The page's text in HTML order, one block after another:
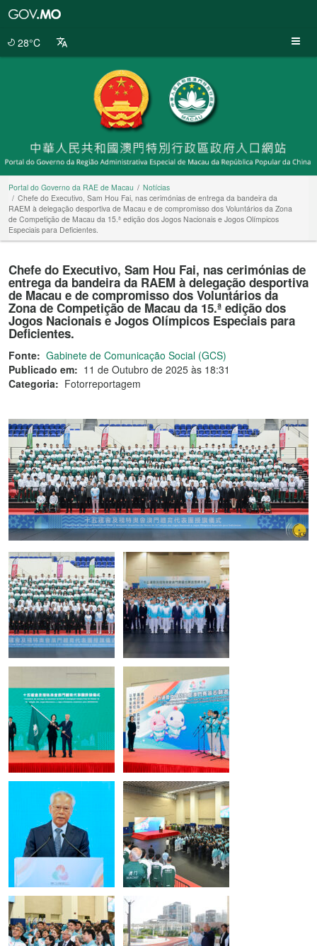
28°C
Portal do Governo da RAE de Macau
Notícias
Chefe do Executivo, Sam Hou Fai, nas cerimónias de entrega da bandeira da
RAEM à delegação desportiva de Macau e de compromisso dos Voluntários da Zona
de Competição de Macau da 15.ª edição dos Jogos Nacionais e Jogos Olímpicos
Especiais para Deficientes.
Chefe do Executivo, Sam Hou Fai, nas cerimónias de
entrega da bandeira da RAEM à delegação desportiva
de Macau e de compromisso dos Voluntários da
Zona de Competição de Macau da 15.ª edição dos
Jogos Nacionais e Jogos Olímpicos Especiais para
Deficientes.
Fonte: Gabinete de Comunicação Social (GCS)
Publicado em: 11 de Outubro de 2025 às 18:31
Categoria: Fotorreportagem